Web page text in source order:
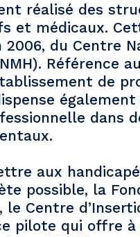
réalisé des
et médicaux.
2006, du Centre
Référence
de
dans
aux
possible, la
le Centre
pilote qui offre à